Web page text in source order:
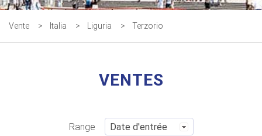
Vente > Italia > Liguria > Terzorio
VENTES
Range